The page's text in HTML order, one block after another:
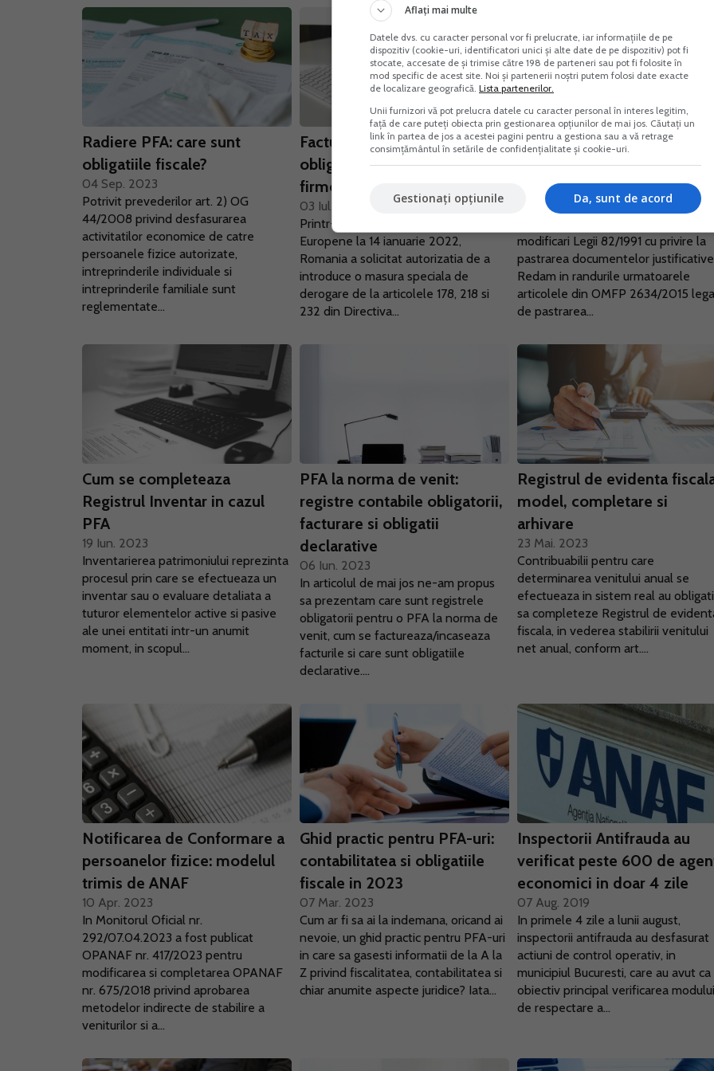
Radiere PFA: care sunt
obligatiile fiscale?
04 Sep. 2023
Potrivit prevederilor art. 2) OG
44/2008 privind desfasurarea
activitatilor economice de catre
persoanele fizice autorizate,
intreprinderile individuale si
intreprinderile familiale sunt
reglementate...
Facturarea electronica,
obligatorie pentru toate
firmele de la 1 ianuarie 2024
03 Iul. 2023
Printr-o scrisoare transmisa Comisiei
Europene la 14 ianuarie 2022,
Romania a solicitat autorizatia de a
introduce o masura speciala de
derogare de la articolele 178, 218 si
232 din Directiva...
Care este termenul de
pastrare a documentelor
financiar-contabile?
26 Iun. 2023
modificari Legii 82/1991 cu privire la
pastrarea documentelor
Redam in randurile urmatoarele
articolele din OMFP 2634/2015
de pastrarea...
Cum se completeaza
Registrul Inventar in cazul
PFA
19 Iun. 2023
Inventarierea patrimoniului reprezinta
procesul prin care se efectueaza un
inventar sau o evaluare detaliata a
tuturor elementelor active si pasive
ale unei entitati intr-un anumit
moment, in scopul...
PFA la norma de venit:
registre contabile obligatorii,
facturare si obligatii
declarative
06 Iun. 2023
In articolul de mai jos ne-am propus
sa prezentam care sunt registrele
obligatorii pentru o PFA la norma de
venit, cum se factureaza/incaseaza
facturile si care sunt obligatiile
declarative....
Registrul de evidenta
model, completare si
arhivare
23 Mai. 2023
Contribuabilii pentru care
determinarea venitului anual se
efectueaza in sistem real au
sa completeze Registrul de
fiscala, in vederea stabilirii venitului
net anual, conform art....
Notificarea de Conformare a
persoanelor fizice: modelul
trimis de ANAF
10 Apr. 2023
In Monitorul Oficial nr.
292/07.04.2023 a fost publicat
OPANAF nr. 417/2023 pentru
modificarea si completarea OPANAF
nr. 675/2018 privind aprobarea
metodelor indirecte de stabilire a
veniturilor si a...
Ghid practic pentru PFA-uri:
contabilitatea si obligatiile
fiscale in 2023
07 Mar. 2023
Cum ar fi sa ai la indemana, oricand ai
nevoie, un ghid practic pentru PFA-uri
in care sa gasesti informatii de la A la
Z privind fiscalitatea, contabilitatea si
chiar anumite aspecte juridice? Iata...
Inspectorii Antifrauda au
verificat peste 600 de
economici in doar 4 zile
07 Aug. 2019
In primele 4 zile a lunii august,
inspectorii antifrauda au desfasurat
actiuni de control operativ, in
municipiul Bucuresti, care au avut ca
obiectiv principal verificarea
de respectare a...
Aflați mai multe
Datele dvs. cu caracter personal vor fi prelucrate, iar informațiile de pe
dispozitiv (cookie-uri, identificatori unici și alte date de pe dispozitiv) pot fi
stocate, accesate de și trimise către 198 de parteneri sau pot fi folosite în
mod specific de acest site. Noi și partenerii noștri putem folosi date exacte
de localizare geografică. Lista partenerilor.
Unii furnizori vă pot prelucra datele cu caracter personal în interes legitim,
față de care puteți obiecta prin gestionarea opțiunilor de mai jos. Căutați un
link în partea de jos a acestei pagini pentru a gestiona sau a vă retrage
consimțământul în setările de confidențialitate și cookie-uri.
Da, sunt de acord
Gestionați opțiunile